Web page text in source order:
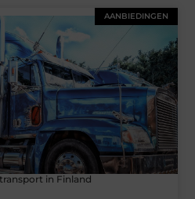
AANBIEDINGEN
in Finland